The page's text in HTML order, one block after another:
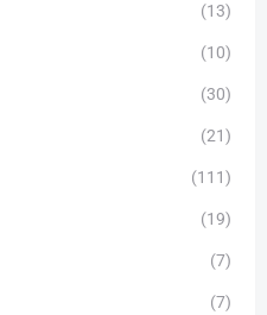
(13)
(10)
(30)
(21)
(111)
(19)
(7)
(7)